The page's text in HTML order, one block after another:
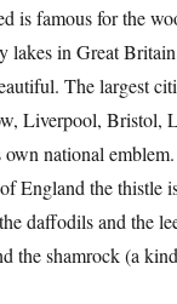
is famous for the
lakes in Great
The largest
Liverpool, Bristol,
national
England the thistle
daffodils and the
the shamrock (a